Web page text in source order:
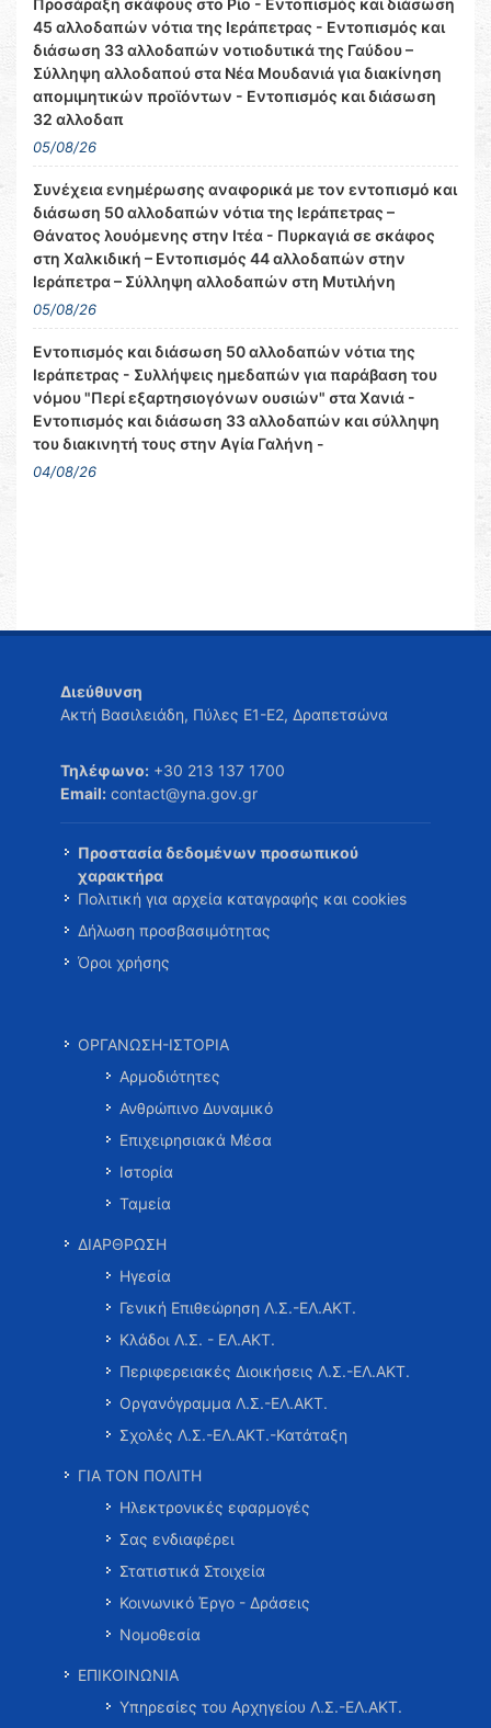
Προσάραξη σκάφους στο Ρίο - Εντοπισμός και διάσωση
45 αλλοδαπών νότια της Ιεράπετρας - Εντοπισμός και
διάσωση 33 αλλοδαπών νοτιοδυτικά της Γαύδου –
Σύλληψη αλλοδαπού στα Νέα Μουδανιά για διακίνηση
απομιμητικών προϊόντων - Εντοπισμός και διάσωση
32 αλλοδαπ
05/08/26
Συνέχεια ενημέρωσης αναφορικά με τον εντοπισμό και
διάσωση 50 αλλοδαπών νότια της Ιεράπετρας –
Θάνατος λουόμενης στην Ιτέα - Πυρκαγιά σε σκάφος
στη Χαλκιδική – Εντοπισμός 44 αλλοδαπών στην
Ιεράπετρα – Σύλληψη αλλοδαπών στη Μυτιλήνη
05/08/26
Εντοπισμός και διάσωση 50 αλλοδαπών νότια της
Ιεράπετρας - Συλλήψεις ημεδαπών για παράβαση του
νόμου "Περί εξαρτησιογόνων ουσιών" στα Χανιά -
Εντοπισμός και διάσωση 33 αλλοδαπών και σύλληψη
του διακινητή τους στην Αγία Γαλήνη -
04/08/26
Διεύθυνση
Ακτή Βασιλειάδη, Πύλες Ε1-Ε2, Δραπετσώνα
Τηλέφωνο: +30 213 137 1700
Email: contact@yna.gov.gr
Προστασία δεδομένων προσωπικού
χαρακτήρα
Πολιτική για αρχεία καταγραφής και cookies
Δήλωση προσβασιμότητας
Όροι χρήσης
ΟΡΓΑΝΩΣΗ-ΙΣΤΟΡΙΑ
Αρμοδιότητες
Ανθρώπινο Δυναμικό
Επιχειρησιακά Μέσα
Ιστορία
Ταμεία
ΔΙΑΡΘΡΩΣΗ
Ηγεσία
Γενική Επιθεώρηση Λ.Σ.-ΕΛ.ΑΚΤ.
Κλάδοι Λ.Σ. - ΕΛ.ΑΚΤ.
Περιφερειακές Διοικήσεις Λ.Σ.-ΕΛ.ΑΚΤ.
Οργανόγραμμα Λ.Σ.-ΕΛ.ΑΚΤ.
Σχολές Λ.Σ.-ΕΛ.ΑΚΤ.-Κατάταξη
ΓΙΑ ΤΟΝ ΠΟΛΙΤΗ
Ηλεκτρονικές εφαρμογές
Σας ενδιαφέρει
Στατιστικά Στοιχεία
Κοινωνικό Έργο - Δράσεις
Νομοθεσία
ΕΠΙΚΟΙΝΩΝΙΑ
Υπηρεσίες του Αρχηγείου Λ.Σ.-ΕΛ.ΑΚΤ.